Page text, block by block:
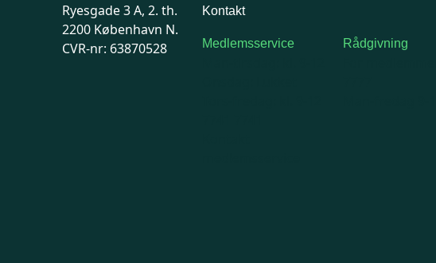
Ryesgade 3 A, 2. th.
2200 København N.
CVR-nr: 63870528
Kontakt
Medlemsservice Rådgivning